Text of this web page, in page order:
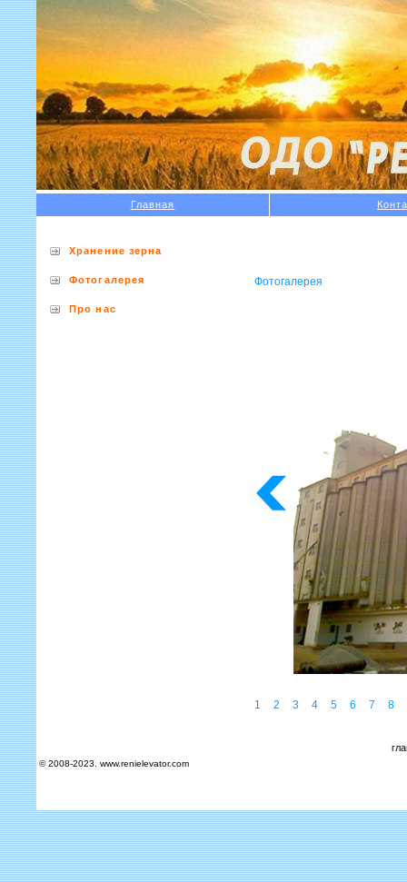
Главная
Хранение зерна
Фотогалерея
Про нас
Фотогалерея
1 2 3 4 5 6 7 8
© 2008-2023. www.renielevator.com